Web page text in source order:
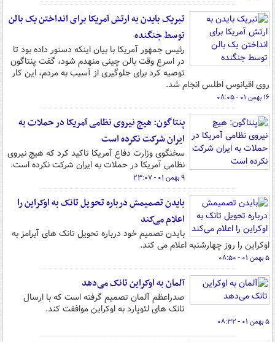
تبریک بایدن به ارتش آمریکا برای انداختن یک بالن
توسط جنگنده
رئیس جمهور آمریکا با بیان اینکه دستور داده بود تا
در اسرع وقت بالن چینی منهدم شود، گفت پنتاگون
توصیه کرد برای جلوگیری از آسیب به مردم، این کار
روی اقیانوس اطلس انجام شد.
۱۶ بهمن ۰۱ - ۰۸:۰۵
پنتاگون: هیچ نیروی نظامی آمریکا در حملات به
ایران شرکت نکرده است
سخنگوی وزارت دفاع آمریکا تاکید کرد که هیچ نیروی
نظامی آمریکا در حملات به ایران شرکت نکرده است.
۹ بهمن ۰۱ - ۲۳:۰۷
بایدن تصمیمش درباره تحویل تانک به اوکراین را
اعلام می‌کند
بایدن تصمیم خود درباره تحویل تانک های آبرامز به
اوکراین را روز چهارشنبه اعلام می کند.
۵ بهمن ۰۱ - ۰۸:۵۰
آلمان به اوکراین تانک می‌دهد
صدراعظم آلمان تصمیم گرفته است که با ارسال
تانک های لئوپارد به اوکراین موافقت کند.
۵ بهمن ۰۱ - ۰۸:۳۲